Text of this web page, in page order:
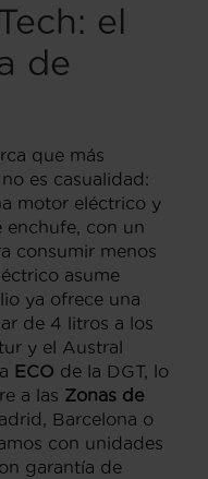
el
de
que más
es casualidad:
motor eléctrico y
enchufe, con un
consumir menos
asume
ya ofrece una
de 4 litros a los
y el Austral
ECO de la DGT, lo
a las Zonas de
Barcelona o
con unidades
garantía de